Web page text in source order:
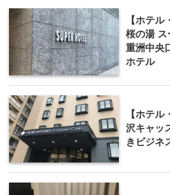
【ホテ
桜の湯 ス
重洲中央
ホテル
【ホテ
沢キャッ
きビジネ